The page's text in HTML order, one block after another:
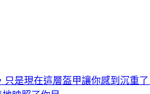
是現在這層盔甲讓你感到沉重